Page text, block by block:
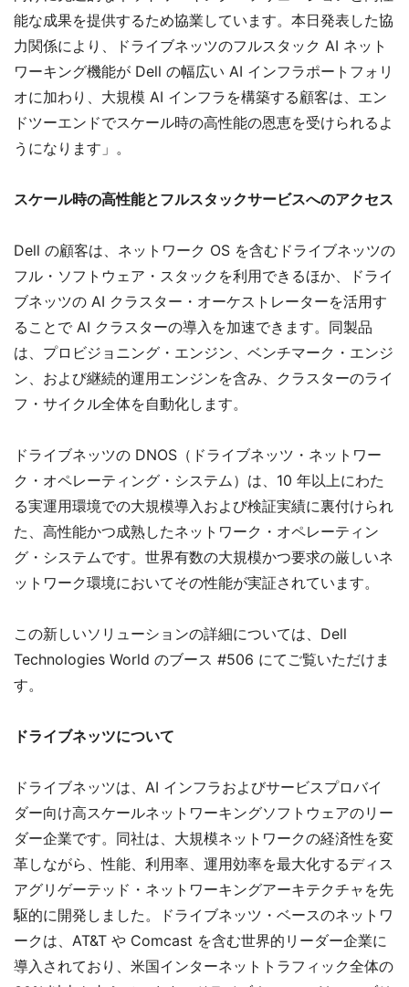
能な成果を提供するため協業しています。本日発表した協
力関係により、ドライブネッツのフルスタック AI ネット
ワーキング機能が Dell の幅広い AI インフラポートフォリ
オに加わり、大規模 AI インフラを構築する顧客は、エン
ドツーエンドでスケール時の高性能の恩恵を受けられるよ
うになります」。
スケール時の高性能とフルスタックサービスへのアクセス
Dell の顧客は、ネットワーク OS を含むドライブネッツの
フル・ソフトウェア・スタックを利用できるほか、ドライ
ブネッツの AI クラスター・オーケストレーターを活用す
ることで AI クラスターの導入を加速できます。同製品
は、プロビジョニング・エンジン、ベンチマーク・エンジ
ン、および継続的運用エンジンを含み、クラスターのライ
フ・サイクル全体を自動化します。
ドライブネッツの DNOS（ドライブネッツ・ネットワー
ク・オペレーティング・システム）は、10 年以上にわた
る実運用環境での大規模導入および検証実績に裏付けられ
た、高性能かつ成熟したネットワーク・オペレーティン
グ・システムです。世界有数の大規模かつ要求の厳しいネ
ットワーク環境においてその性能が実証されています。
この新しいソリューションの詳細については、Dell
Technologies World のブース #506 にてご覧いただけま
す。
ドライブネッツについて
ドライブネッツは、AI インフラおよびサービスプロバイ
ダー向け高スケールネットワーキングソフトウェアのリー
ダー企業です。同社は、大規模ネットワークの経済性を変
革しながら、性能、利用率、運用効率を最大化するディス
アグリゲーテッド・ネットワーキングアーキテクチャを先
駆的に開発しました。ドライブネッツ・ベースのネットワ
ークは、AT&T や Comcast を含む世界的リーダー企業に
導入されており、米国インターネットトラフィック全体の